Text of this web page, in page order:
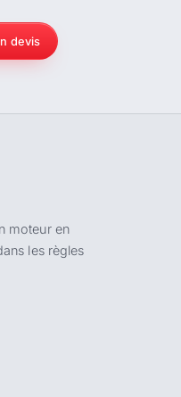
devis
moteur en
les règles